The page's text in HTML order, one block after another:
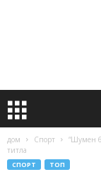
дом Спорт
“Шумен
титла
СПОРТ ТОП